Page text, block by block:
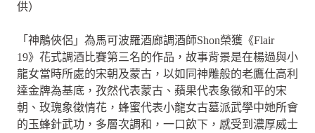
供）
「神鵰俠侶」為馬可波羅酒廊調酒師Shon榮獲《Flair
19》花式調酒比賽第三名的作品，故事背景是在楊過與小
龍女當時所處的宋朝及蒙古，以如同神雕般的老鷹仕高利
達金牌為基底，孜然代表蒙古、蘋果代表象徵和平的宋
朝、玫瑰象徵情花，蜂蜜代表小龍女古墓派武學中她所會
的玉蜂針武功，多層次調和，一口飲下，感受到濃厚威士